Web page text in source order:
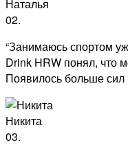
Наталья
02.
“Занимаюсь спортом
Drink HRW понял, что
Появилось больше сил
Никита
03.